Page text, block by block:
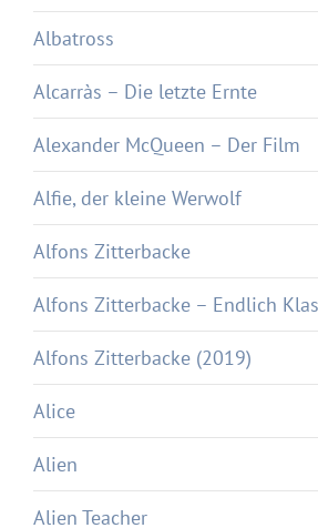
Albatross
Alcarràs – Die letzte Ernte
Alexander McQueen – Der Film
Alfie, der kleine Werwolf
Alfons Zitterbacke
Alfons Zitterbacke – Endlich
Alfons Zitterbacke (2019)
Alice
Alien
Alien Teacher